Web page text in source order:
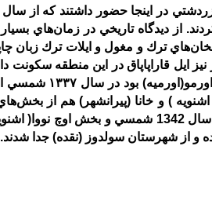
. از ديدگاه تاريخي در زمان‌هاي
ترك و مغول و ايلات ترك زبان
ايل قاراپاپاق در اين منطقه سكونت
( اورميه)
بود در سال
اشنويه)و خانا (پيرانشهر ) هم از
سال1342 شمسي و بخش اوچ نووا (
و از شهرستان سولدوز (نقده) جدا شدند.